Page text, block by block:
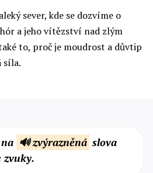
sever, kde se dozvíme o
a jeho vítězství nad zlým
to, proč je moudrost a důvtip
síla.
🔊 zvýrazněná slova
zvuky.